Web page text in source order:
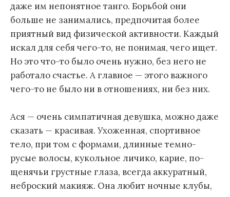
даже им непонятное танго. Борьбой они
больше не занимались, предпочитая более
приятный вид физической активности. Каждый
искал для себя чего-то, не понимая, чего ищет.
Но это что-то было очень нужно, без него не
работало счастье. А главное — этого важного
чего-то не было ни в отношениях, ни без них.
Ася — очень симпатичная девушка, можно даже
сказать — красивая. Ухоженная, спортивное
тело, при том с формами, длинные темно-
русые волосы, кукольное личико, карие, по-
щенячьи грустные глаза, всегда аккуратный,
неброский макияж. Она любит ночные клубы,